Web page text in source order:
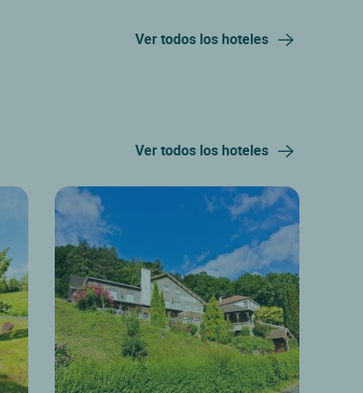
Ver todos los hoteles
Ver todos los hoteles